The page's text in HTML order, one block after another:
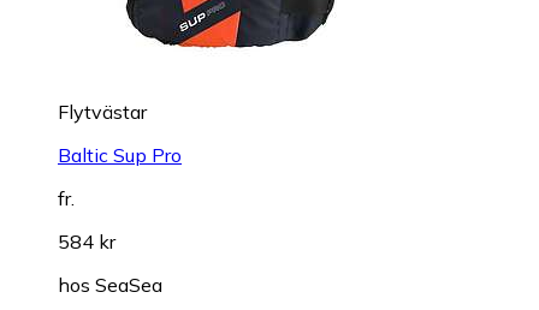
Flytvästar
Baltic Sup Pro
fr.
584 kr
hos SeaSea